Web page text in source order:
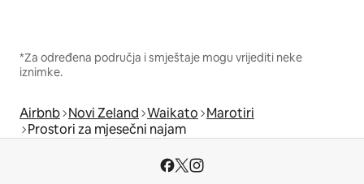
*Za određena područja i smještaje mogu vrijediti neke
iznimke.
Airbnb Novi Zeland Waikato Marotiri
Prostori za mjesečni najam